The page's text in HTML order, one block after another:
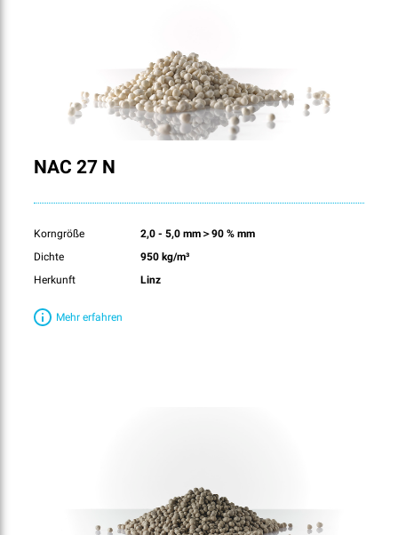
NAC 27 N
Korngröße
2,0 - 5,0 mm＞90 % mm
Dichte
950 kg/m³
Herkunft
Linz
Mehr erfahren